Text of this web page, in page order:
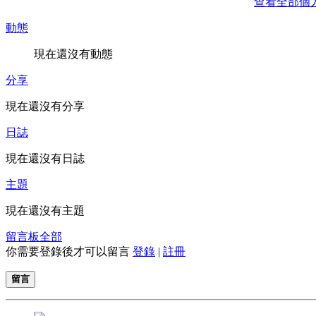
動態
現在還沒有動態
分享
現在還沒有分享
日誌
現在還沒有日誌
主題
現在還沒有主題
留言板全部
你需要登錄後才可以留言 登錄 | 註冊
留言